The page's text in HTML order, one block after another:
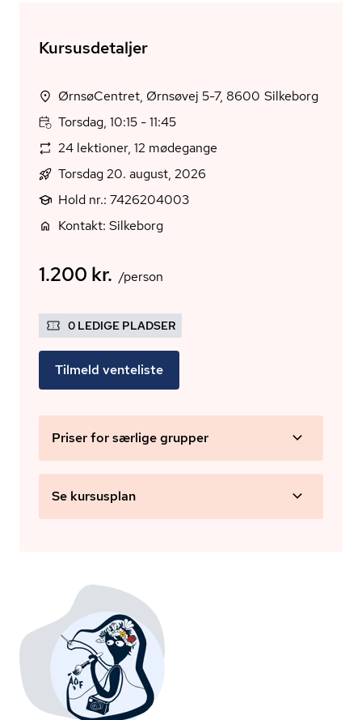
Kursusdetaljer
ØrnsøCentret, Ørnsøvej 5-7, 8600 Silkeborg
Torsdag, 10:15 - 11:45
24 lektioner, 12 mødegange
Torsdag 20. august, 2026
Hold nr.: 7426204003
Kontakt: Silkeborg
1.200 kr. /person
0 LEDIGE PLADSER
Tilmeld venteliste
Priser for særlige grupper
Se kursusplan